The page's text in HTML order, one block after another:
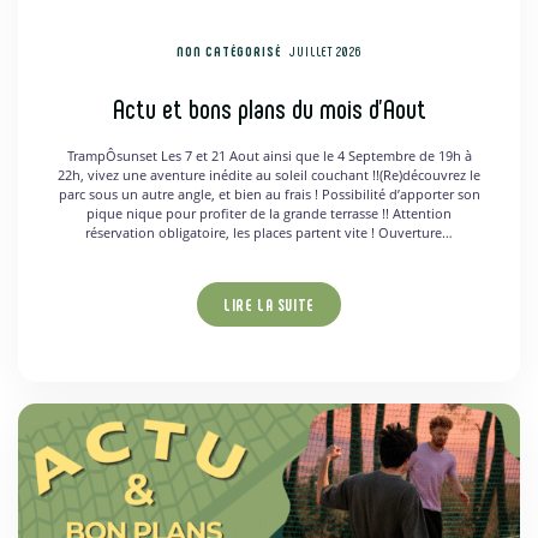
NON CATÉGORISÉ JUILLET 2026
Actu et bons plans du mois d’Aout
TrampÔsunset Les 7 et 21 Aout ainsi que le 4 Septembre de 19h à
22h, vivez une aventure inédite au soleil couchant !!(Re)découvrez le
parc sous un autre angle, et bien au frais ! Possibilité d’apporter son
pique nique pour profiter de la grande terrasse !! Attention
réservation obligatoire, les places partent vite ! Ouverture…
LIRE LA SUITE